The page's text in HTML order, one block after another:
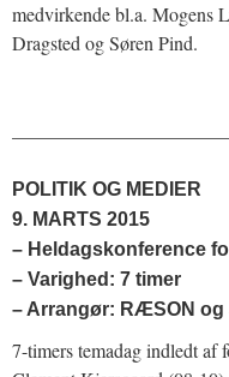
medvirkende bl.a. Mogens
Dragsted og Søren Pind.
POLITIK OG MEDIER
9. MARTS 2015
– Heldagskonference
– Varighed: 7 timer
– Arrangør: RÆSON
7-timers temadag indledt af